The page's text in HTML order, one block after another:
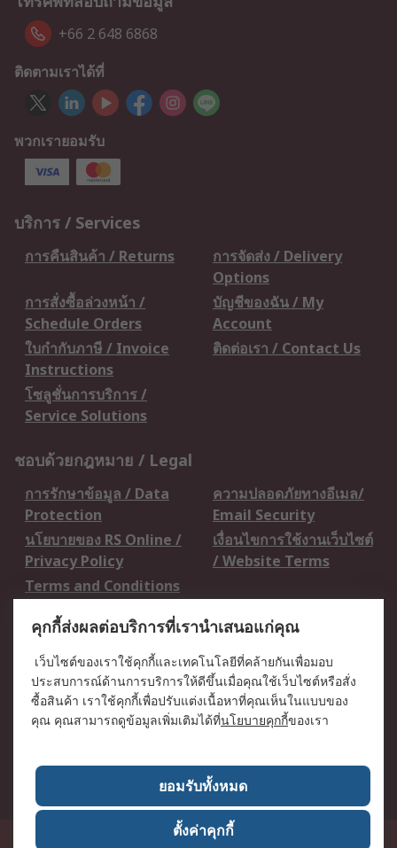
+66 2 648 6868
ติดตามเราได้ที่
พวกเรายอมรับ
บริการ / Services
การคืนสินค้า / Returns
การจัดส่ง / Delivery
Options
การสั่งซื้อล่วงหน้า /
Schedule Orders
บัญชีของฉัน / My
Account
ใบกำกับภาษี / Invoice
Instructions
ติดต่อเรา / Contact Us
โซลูชั่นการบริการ /
Service Solutions
ชอบด้วยกฎหมาย / Legal
การรักษาข้อมูล / Data
Protection
ความปลอดภัยทางอีเมล/
Email Security
นโยบายของ RS Online /
Privacy Policy
เงื่อนไขการใช้งานเว็บไซต์
/ Website Terms
Terms and Conditions
เกี่ยวกับ RS / About RS
RS ทั่วโลก / RS
Worldwide
ข่าวประชาสัมพันธ์ / Press
Centre
บริษัทในเครือ RS /
วิธีการชำระเงิน /
เกี่ยวกับ RS / About RS
อาชีพที่ RS / Careers
50 GMM Grammy Place, 19th Floor, Unit 1901-1904, Sukhumvit 21 Road
คุกกี้ส่งผลต่อบริการที่เรานำเสนอแก่คุณ
เว็บไซต์ของเราใช้คุกกี้และเทคโนโลยีที่คล้ายกันเพื่อมอบ
ประสบการณ์ด้านการบริการให้ดีขึ้นเมื่อคุณใช้เว็บไซต์หรือสั่ง
ซื้อสินค้า เราใช้คุกกี้เพื่อปรับแต่งเนื้อหาที่คุณเห็นในแบบของ
คุณ คุณสามารถดูข้อมูลเพิ่มเติมได้ที่นโยบายคุกกี้ของเรา
ยอมรับทั้งหมด
ตั้งค่าคุกกี้